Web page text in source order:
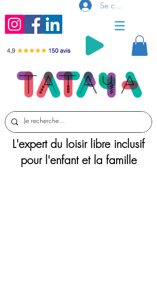
Se connecter
L'expert du loisir libre inclusif
pour l'enfant et la famille